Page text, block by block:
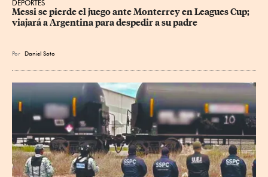
DEPORTES
Messi se pierde el juego ante Monterrey en Leagues Cup;
viajará a Argentina para despedir a su padre
Por Daniel Soto